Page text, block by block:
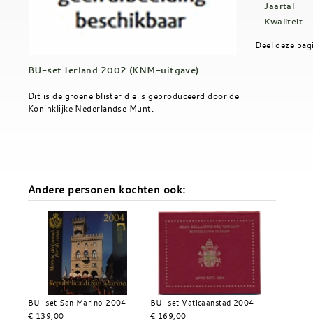
BU-set Ierland 2002 (KNM-uitgave)
Dit is de groene blister die is geproduceerd door de
Koninklijke Nederlandse Munt.
Jaartal
Kwaliteit
Deel deze
Andere personen kochten ook:
BU-set San Marino 2004
€ 139,00
BU-set Vaticaanstad 2004
€ 169,00